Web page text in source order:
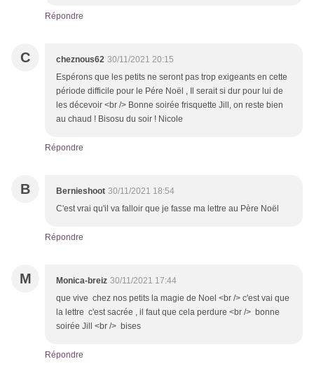
Répondre
C cheznous62 30/11/2021 20:15
Espérons que les petits ne seront pas trop exigeants en cette
période difficile pour le Pére Noël , Il serait si dur pour lui de
les décevoir <br /> Bonne soirée frisquette Jill, on reste bien
au chaud ! Bisosu du soir ! Nicole
Répondre
B Bernieshoot 30/11/2021 18:54
C'est vrai qu'il va falloir que je fasse ma lettre au Père Noël
Répondre
M Monica-breiz 30/11/2021 17:44
que vive chez nos petits la magie de Noel <br /> c'est vai que
la lettre c'est sacrée , il faut que cela perdure <br /> bonne
soirée Jill <br /> bises
Répondre